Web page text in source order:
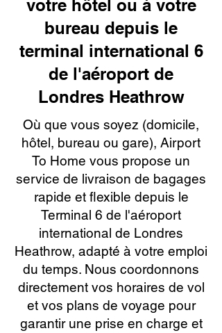
votre hôtel ou à votre
bureau depuis le
terminal international 6
de l'aéroport de
Londres Heathrow
Où que vous soyez (domicile,
hôtel, bureau ou gare), Airport
To Home vous propose un
service de livraison de bagages
rapide et flexible depuis le
Terminal 6 de l'aéroport
international de Londres
Heathrow, adapté à votre emploi
du temps. Nous coordonnons
directement vos horaires de vol
et vos plans de voyage pour
garantir une prise en charge et